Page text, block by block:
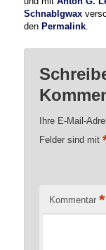
Schnablgwax
den Permalink.
Ihre E-Mail-
Felder sind mit
Kommentar *